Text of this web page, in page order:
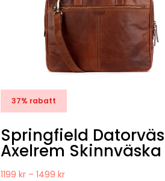
37% rabatt
Springfield
Axelrem Skinnväska
1199kr – 1499krPrisintervall: